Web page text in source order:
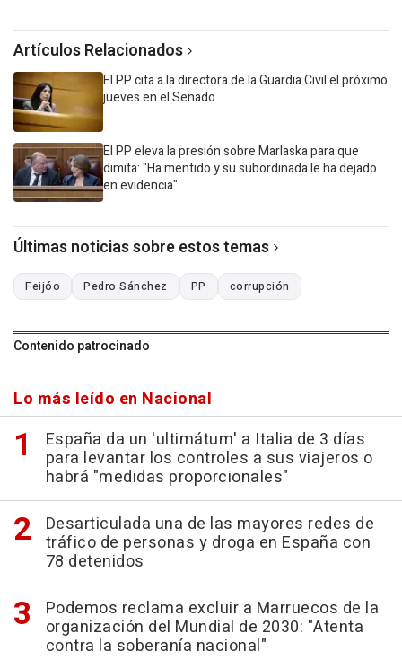
Artículos Relacionados
El PP cita a la directora de la Guardia Civil el próximo
jueves en el Senado
El PP eleva la presión sobre Marlaska para que
dimita: "Ha mentido y su subordinada le ha dejado
en evidencia"
Últimas noticias sobre estos temas
Feijóo Pedro Sánchez PP corrupción
Contenido patrocinado
Lo más leído en Nacional
España da un 'ultimátum' a Italia de 3 días
para levantar los controles a sus viajeros o
habrá "medidas proporcionales"
Desarticulada una de las mayores redes de
tráfico de personas y droga en España con
78 detenidos
Podemos reclama excluir a Marruecos de la
organización del Mundial de 2030: "Atenta
contra la soberanía nacional"